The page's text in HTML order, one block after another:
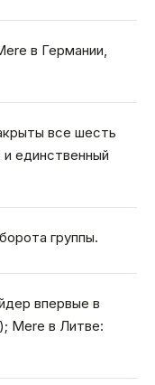
в Германии,
все шесть
и единственный
группы.
впервые в
Mere в Литве: